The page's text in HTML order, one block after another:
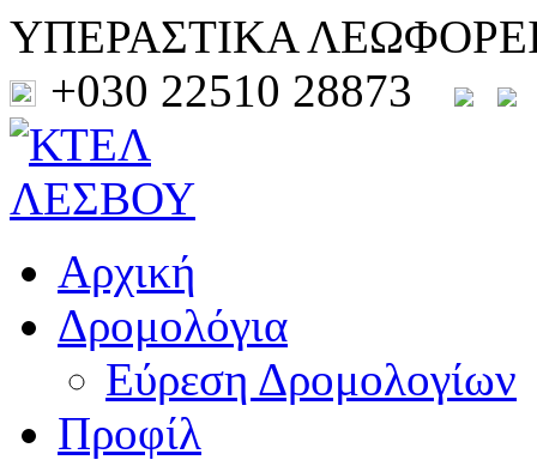
ΥΠΕΡΑΣΤΙΚΑ
+030 22510 28873
Αρχική
Δρομολόγια
Εύρεση Δρομολογίων
Προφίλ